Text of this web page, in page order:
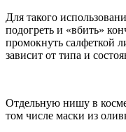
Для такого
подогреть и «вбить»
промокнуть салфеткой
зависит от типа и
Отдельную нишу в
том числе маски из